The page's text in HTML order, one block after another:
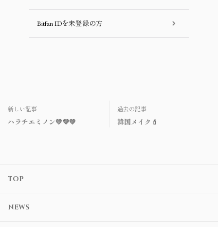
Bitfan IDを未登録の方
新しい記事
ハラチエミノン💛💜💚
過去の記事
韓国メイク💄
TOP
NEWS